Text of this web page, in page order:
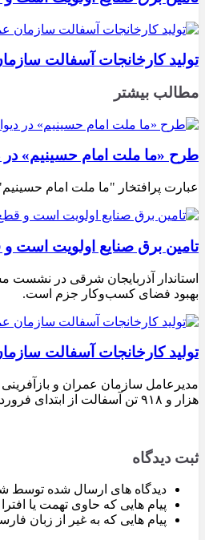
تولید کارخانجات آسفالت سازمان عمران
مطالب بیشتر
طرح «ما ملت امام حسینیم» در
عبارت پرافتخار "ما ملت امام
تامین برق صنایع اولویت
استاندار آذربایجان شرقی در نشست
بهبود فضای کسب‌وکار جزم است.
تولید کارخانجات آسفالت سازمان عمران
هزار و ۹۱۸ تن آسفالت از ابتدای فروردین تا پایان تیرماه، بستر لازم برای تداوم اجرای پروژه‌های عمرانی، بهسازی معابر و توسعه زیرساخت‌های شهری در سطح تبریز فراهم شده است.
ثبت دیدگاه
دیدگاه های ارسال شده توسط
پیام هایی که حاوی تهمت یا
پیام هایی که به غیر از زبان